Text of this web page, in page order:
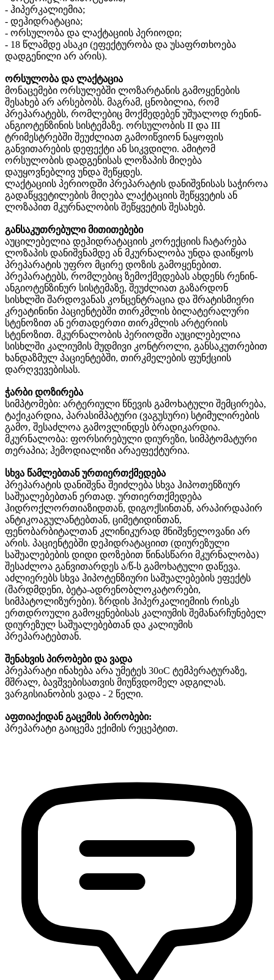
- ჰიპერკალიემია;
- დეჰიდრატაცია;
- ორსულობა და ლაქტაციის პერიოდი;
- 18 წლამდე ასაკი (ეფექტურობა და უსაფრთხოება
დადგენილი არ არის).
ორსულობა და ლაქტაცია
მონაცემები ორსულებში ლოზარტანის გამოყენების
შესახებ არ არსებობს. მაგრამ, ცნობილია, რომ
პრეპარატებს, რომლებიც მოქმედებენ უშუალოდ რენინ-
ანგიოტენზინის სისტემაზე. ორსულობის II და III
ტრიმესტრებში შეუძლიათ გამოიწვიონ ნაყოფის
განვითარების დეფექტი ან სიკვდილი. ამიტომ
ორსულობის დადგენისას ლოზაპის მიღება
დაუყოვნებლივ უნდა შეწყდეს.
ლაქტაციის პერიოდში პრეპარატის დანიშვნისას საჭიროა
გადაწყვეტილების მიღება ლაქტაციის შეწყვეტის ან
ლოზაპით მკურნალობის შეწყვეტის შესახებ.
განსაკუთრებული მითითებები
აუცილებელია დეჰიდრატაციის კორექციის ჩატარება
ლოზაპის დანიშვნამდე ან მკურნალობა უნდა დაიწყოს
პრეპარატის უფრო მცირე დოზის გამოყენებით.
პრეპარატებს, რომლებიც ზემოქმედებას ახდენს რენინ-
ანგიოტენზინურ სისტემაზე, შეუძლიათ გაზარდონ
სისხლში შარდოვანას კონცენტრაცია და შრატისმიერი
კრეატინინი პაციენტებში თირკმლის ბილატერალური
სტენოზით ან ერთადერთი თირკმლის არტერიის
სტენოზით. მკურნალობის პერიოდში აუცილებელია
სისხლში კალიუმის მუდმივი კონტროლი, განსაკუთრებით
ხანდაზმულ პაციენტებში, თირკმელების ფუნქციის
დარღვევებისას.
ჭარბი დოზირება
სიმპტომები: არტერიული წნევის გამოხატული შემცირება,
ტაქიკარდია, პარასიმპატური (ვაგუსური) სტიმულირების
გამო, შესაძლოა გამოვლინდეს ბრადიკარდია.
მკურნალობა: ფორსირებული დიურეზი, სიმპტომატური
თერაპია; ჰემოდიალიზი არაეფექტურია.
სხვა წამლებთან ურთიერთქმედება
პრეპარატის დანიშვნა შეიძლება სხვა ჰიპოთენზიურ
საშუალებებთან ერთად. ურთიერთქმედება
ჰიდროქლორთიაზიდთან, დიგოქსინთან, არაპირდაპირ
ანტიკოაგულანტებთან, ციმეტიდინთან,
ფენობარბიტალთან კლინიკურად მნიშვნელოვანი არ
არის. პაციენტებში დეჰიდრატაციით (დიურეზული
საშუალებების დიდი დოზებით წინასწარი მკურნალობა)
შესაძლოა განვითარდეს ა/წ-ს გამოხატული დაწევა.
აძლიერებს სხვა ჰიპოტენზიური საშუალებების ეფექტს
(შარდმდენი, ბეტა-ადრენობლოკატორები,
სიმპატოლიზურები). ზრდის ჰიპერკალიემიის რისკს
ერთდროული გამოყენებისას კალიუმის შემანარჩუნებელ
დიურეზულ საშუალებებთან და კალიუმის
პრეპარატებთან.
შენახვის პირობები და ვადა
პრეპარატი ინახება არა უმეტეს 30oC ტემპერატურაზე,
მშრალ, ბავშვებისათვის მიუწვდომელ ადგილას.
ვარგისიანობის ვადა - 2 წელი.
აფთიაქიდან გაცემის პირობები:
პრეპარატი გაიცემა ექიმის რეცეპტით.